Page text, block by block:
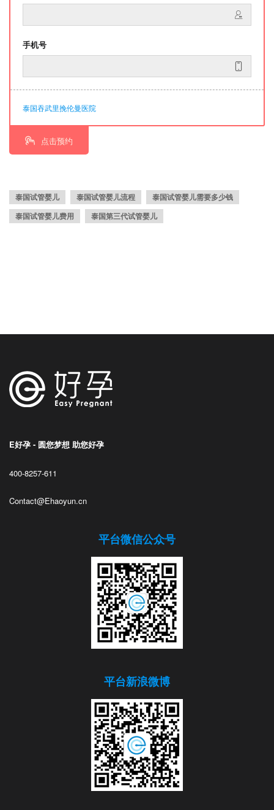
手机号
泰国吞武里挽伦曼医院
点击预约
泰国试管婴儿 泰国试管婴儿流程
泰国试管婴儿需要多少钱
泰国试管婴儿费用
泰国第三代试管婴儿
E好孕 - 圆您梦想 助您好孕
400-8257-611
Contact@Ehaoyun.cn
平台微信公众号
平台新浪微博